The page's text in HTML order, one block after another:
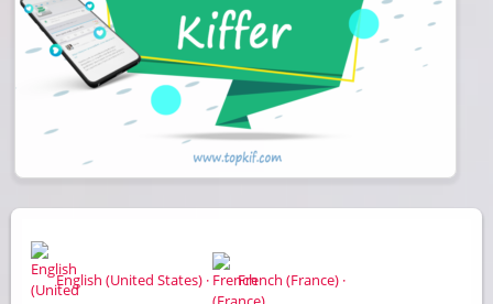
English (United States) · French (France) ·